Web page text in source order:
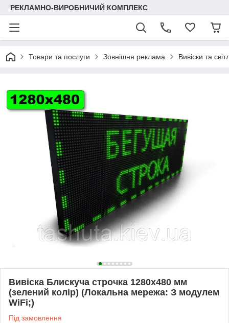
РЕКЛАМНО-ВИРОБНИЧИЙ КОМПЛЕКС
Товари та послуги Зовнішня реклама Вивіски та
Вивіска Блискуча строчка 1280х480 мм
(зелений колір) (Локальна мережа: З модулем
WiFi;)
Під замовлення